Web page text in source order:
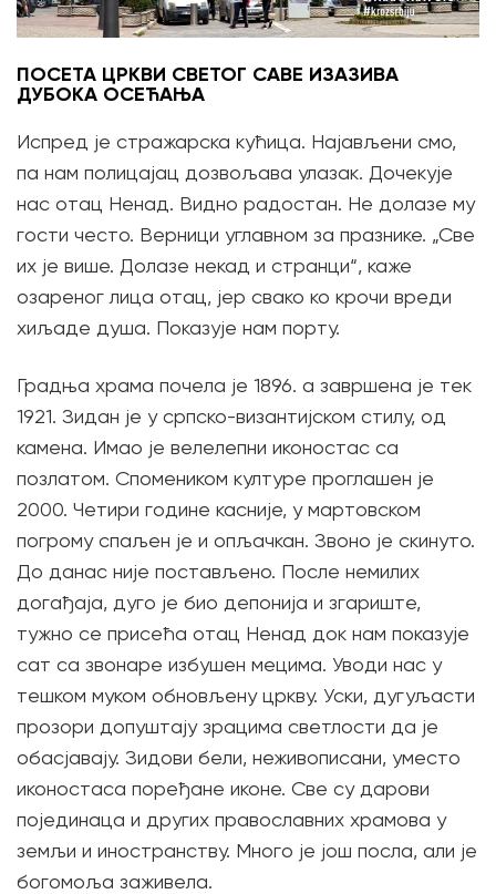
ПОСЕТА ЦРКВИ СВЕТОГ САВЕ ИЗАЗИВА
ДУБОКА ОСЕЋАЊА
Испред је стражарска кућица. Најављени смо,
па нам полицајац дозвољава улазак. Дочекује
нас отац Ненад. Видно радостан. Не долазе му
гости често. Верници углавном за празнике. „Све
их је више. Долазе некад и странци“, каже
озареног лица отац, јер свако ко крочи вреди
хиљаде душа. Показује нам порту.
Градња храма почела је 1896. а завршена је тек
1921. Зидан је у српско-византијском стилу, од
камена. Имао је велелепни иконостас са
позлатом. Спомеником културе проглашен је
2000. Четири године касније, у мартовском
погрому спаљен је и опљачкан. Звоно је скинуто.
До данас није постављено. После немилих
догађаја, дуго је био депонија и згариште,
тужно се присећа отац Ненад док нам показује
сат са звонаре избушен мецима. Уводи нас у
тешком муком обновљену цркву. Уски, дугуљасти
прозори допуштају зрацима светлости да је
обасјавају. Зидови бели, неживописани, уместо
иконостаса поређане иконе. Све су дарови
појединаца и других православних храмова у
земљи и иностранству. Много је још посла, али је
богомоља заживела.